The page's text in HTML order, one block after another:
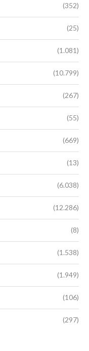
(352)
(25)
(1.081)
(10.799)
(267)
(55)
(669)
(13)
(6.038)
(12.286)
(8)
(1.538)
(1.949)
(106)
(297)